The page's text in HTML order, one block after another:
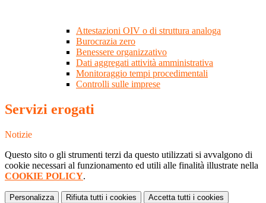
Attestazioni OIV o di struttura analoga
Burocrazia zero
Benessere organizzativo
Dati aggregati attività amministrativa
Monitoraggio tempi procedimentali
Controlli sulle imprese
Servizi erogati
Notizie
Questo sito o gli strumenti terzi da questo utilizzati si avvalgono di
cookie necessari al funzionamento ed utili alle finalità illustrate nella
COOKIE POLICY.
Personalizza Rifiuta tutti i cookies Accetta tutti i cookies